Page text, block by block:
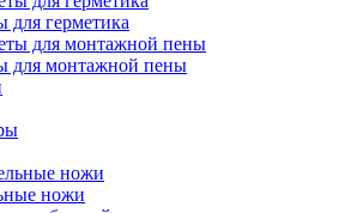
для герметика
для монтажной пены
ножи